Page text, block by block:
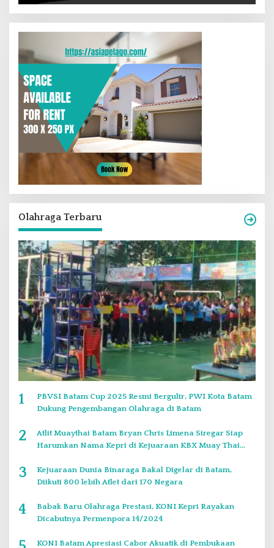
Olahraga Terbaru
1
PBVSI Batam Cup 2025 Resmi Bergulir, PWI Kota Batam
Dukung Pengembangan Olahraga di Batam
2
Atlit Muaythai Batam Bryan Chris Limena Siregar Siap
Harumkan Nama Kepri di Kejuaraan KBX Muay Thai
3
Kejuaraan Dunia Binaraga Bakal Digelar di Batam,
Diikuti 800 lebih Atlet dari 170 Negara
4
Babak Baru Olahraga Prestasi, KONI Kepri Rayakan
Dicabutnya Permenpora 14/2024
KONI Batam Apresiasi Cabor Akuatik di Pembukaan